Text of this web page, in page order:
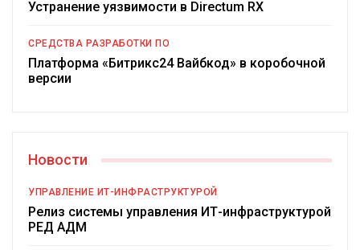
Устранение уязвимости в Directum RX
СРЕДСТВА РАЗРАБОТКИ ПО
Платформа «Битрикс24 Вайбкод» в коробочной
версии
Новости
УПРАВЛЕНИЕ ИТ-ИНФРАСТРУКТУРОЙ
Релиз системы управления ИТ-инфраструктурой
РЕД АДМ